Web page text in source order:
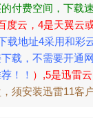
付费空间，下载
度云，4是天翼云
载地址4采用和彩
载，不需要开通
！！ ）,5是迅雷
须安装迅雷11客